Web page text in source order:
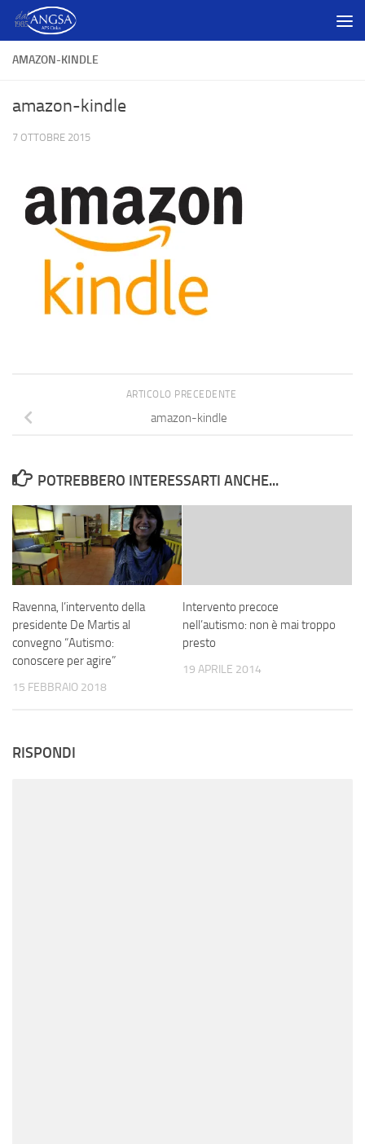
Salta al contenuto
AMAZON-KINDLE
amazon-kindle
7 OTTOBRE 2015
ARTICOLO PRECEDENTE
amazon-kindle
POTREBBERO INTERESSARTI ANCHE...
Ravenna, l’intervento della
presidente De Martis al
convegno “Autismo:
conoscere per agire”
15 FEBBRAIO 2018
Intervento precoce
nell’autismo: non è mai troppo
presto
19 APRILE 2014
RISPONDI